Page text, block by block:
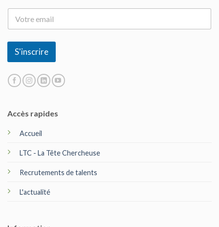
Accès rapides
Accueil
LTC - La Tête Chercheuse
Recrutements de talents
L'actualité
E
m
a
S'inscrire